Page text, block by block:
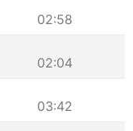
02:58
02:04
03:42